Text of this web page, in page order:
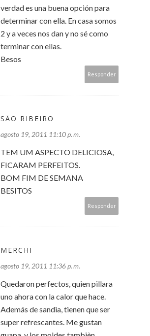
verdad es una buena opción para
determinar con ella. En casa somos
2 y a veces nos dan y no sé como
terminar con ellas.
Besos
Responder
SÃO RIBEIRO
agosto 19, 2011 11:10 p. m.
TEM UM ASPECTO DELICIOSA,
FICARAM PERFEITOS.
BOM FIM DE SEMANA
BESITOS
Responder
MERCHI
agosto 19, 2011 11:36 p. m.
Quedaron perfectos, quien pillara
uno ahora con la calor que hace.
Además de sandia, tienen que ser
super refrescantes. Me gustan